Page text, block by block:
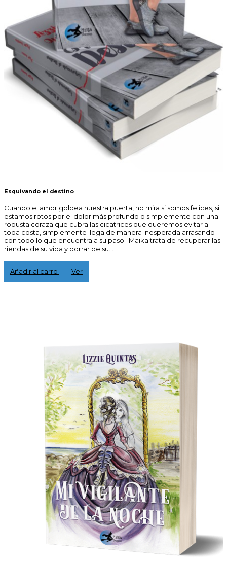
Esquivando el destino
Cuando el amor golpea nuestra puerta, no mira si somos felices, si
estamos rotos por el dolor más profundo o simplemente con una
robusta coraza que cubra las cicatrices que queremos evitar a
toda costa, simplemente llega de manera inesperada arrasando
con todo lo que encuentra a su paso. Maika trata de recuperar las
riendas de su vida y borrar de su...
17,00 €
Añadir al carro
Ver